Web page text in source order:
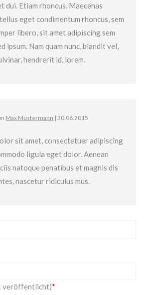
dui. Etiam rhoncus. Maecenas
eget condimentum rhoncus, sem
libero, sit amet adipiscing sem
ipsum. Nam quam nunc, blandit vel,
hendrerit id, lorem.
Max Mustermann |30.06.2015
sit amet, consectetuer adipiscing
ligula eget dolor. Aenean
natoque penatibus et magnis dis
nascetur ridiculus mus.
veröffentlicht)*